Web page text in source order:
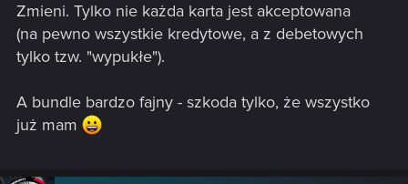
Zmieni. Tylko nie każda karta jest akceptowana
(na pewno wszystkie kredytowe, a z debetowych
tylko tzw. "wypukłe").
A bundle bardzo fajny - szkoda tylko, że wszystko
już mam